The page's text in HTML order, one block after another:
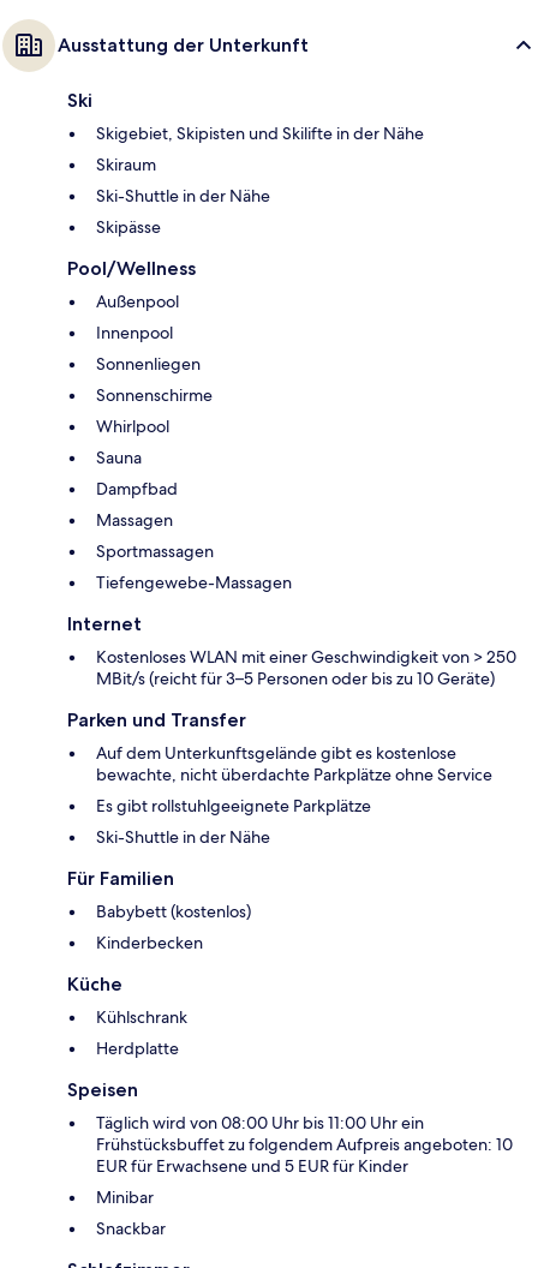
Ausstattung der Unterkunft
Ski
Skigebiet, Skipisten und Skilifte in der Nähe
Skiraum
Ski-Shuttle in der Nähe
Skipässe
Pool/Wellness
Außenpool
Innenpool
Sonnenliegen
Sonnenschirme
Whirlpool
Sauna
Dampfbad
Massagen
Sportmassagen
Tiefengewebe-Massagen
Internet
Kostenloses WLAN mit einer Geschwindigkeit von > 250
MBit/s (reicht für 3–5 Personen oder bis zu 10 Geräte)
Parken und Transfer
Auf dem Unterkunftsgelände gibt es kostenlose
bewachte, nicht überdachte Parkplätze ohne Service
Es gibt rollstuhlgeeignete Parkplätze
Ski-Shuttle in der Nähe
Für Familien
Babybett (kostenlos)
Kinderbecken
Küche
Kühlschrank
Herdplatte
Speisen
Täglich wird von 08:00 Uhr bis 11:00 Uhr ein
Frühstücksbuffet zu folgendem Aufpreis angeboten: 10
EUR für Erwachsene und 5 EUR für Kinder
Minibar
Snackbar